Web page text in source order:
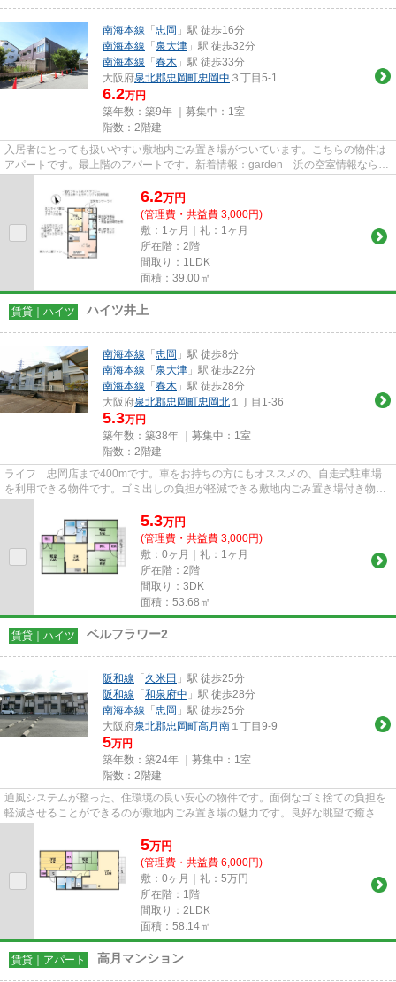
南海本線 「 忠岡 」駅 徒歩16分
南海本線 「 泉大津 」駅 徒歩32分
南海本線 「 春木 」駅 徒歩33分
大阪府泉北郡忠岡町忠岡中 ３丁目5-1
6.2万円
築年数：築9年 ｜募集中： 1室
階数：2階建
入居者にとっても扱いやすい敷地内ごみ置き場がついています。こちらの物件は
アパートです。最上階のアパートです。新着情報：garden 浜の空室情報ならコ
6.2万円
(管理費・共益費 3,000円)
敷：1ヶ月｜礼：1ヶ月
所在階：2階
間取り：1LDK
面積：39.00㎡
賃貸｜ハイツ ハイツ井上
南海本線 「 忠岡 」駅 徒歩8分
南海本線 「 泉大津 」駅 徒歩22分
南海本線 「 春木 」駅 徒歩28分
大阪府泉北郡忠岡町忠岡北 １丁目1-36
5.3万円
築年数：築38年 ｜募集中： 1室
階数：2階建
ライフ 忠岡店まで400mです。車をお持ちの方にもオススメの、自走式駐車場
を利用できる物件です。ゴミ出しの負担が軽減できる敷地内ごみ置き場付き物件
5.3万円
(管理費・共益費 3,000円)
敷：0ヶ月｜礼：1ヶ月
所在階：2階
間取り：3DK
面積：53.68㎡
賃貸｜ハイツ ベルフラワー2
阪和線 「 久米田 」駅 徒歩25分
阪和線 「 和泉府中 」駅 徒歩28分
南海本線 「 忠岡 」駅 徒歩25分
大阪府泉北郡忠岡町高月南 １丁目9-9
5万円
築年数：築24年 ｜募集中： 1室
階数：2階建
通風システムが整った、住環境の良い安心の物件です。面倒なゴミ捨ての負担を
軽減させることができるのが敷地内ごみ置き場の魅力です。良好な眺望で癒され
5万円
(管理費・共益費 6,000円)
敷：0ヶ月｜礼：5万円
所在階：1階
間取り：2LDK
面積：58.14㎡
賃貸｜アパート 高月マンション